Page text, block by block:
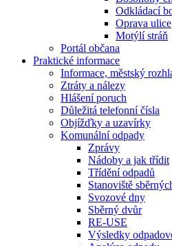
Odkládací
Oprava ulice
Motýlí stráň
Portál občana
Praktické informace
Informace, městský
Ztráty a nálezy
Hlášení poruch
Důležitá telefonní čísla
Objížďky a uzavírky
Komunální odpady
Zprávy
Nádoby a jak třídit
Třídění odpadů
Stanoviště
Svozové dny
Sběrný dvůr
RE-USE
Výsledky